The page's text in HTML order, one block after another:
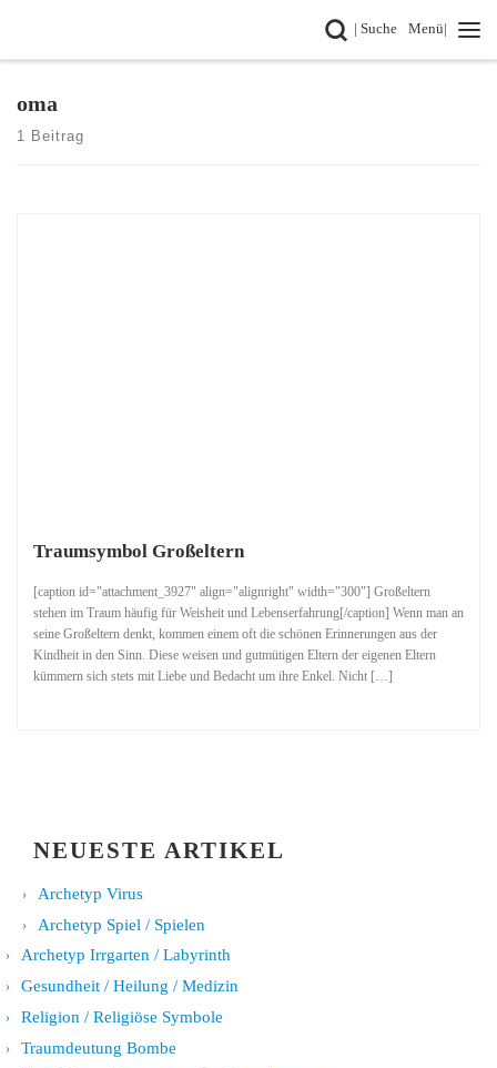
| SucheSearch
Menü|
oma
1 Beitrag
Traumsymbol Großeltern
[caption id="attachment_3927" align="alignright" width="300"] Großeltern
stehen im Traum häufig für Weisheit und Lebenserfahrung[/caption] Wenn man an
seine Großeltern denkt, kommen einem oft die schönen Erinnerungen aus der
Kindheit in den Sinn. Diese weisen und gutmütigen Eltern der eigenen Eltern
kümmern sich stets mit Liebe und Bedacht um ihre Enkel. Nicht […]
NEUESTE ARTIKEL
Archetyp Virus
Archetyp Spiel / Spielen
Archetyp Irrgarten / Labyrinth
Gesundheit / Heilung / Medizin
Religion / Religiöse Symbole
Traumdeutung Bombe